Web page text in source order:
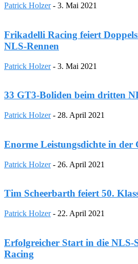
Patrick Holzer - 3. Mai 2021
Frikadelli Racing feiert
NLS-Rennen
Patrick Holzer - 3. Mai 2021
33 GT3-Boliden beim dritten
Patrick Holzer - 28. April 2021
Enorme Leistungsdichte in der
Patrick Holzer - 26. April 2021
Tim Scheerbarth feiert 50.
Patrick Holzer - 22. April 2021
Erfolgreicher Start in die NLS-
Racing